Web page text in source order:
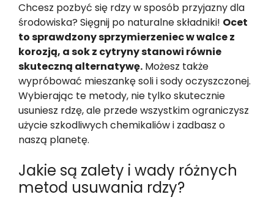
Chcesz pozbyć się rdzy w sposób przyjazny dla
środowiska? Sięgnij po naturalne składniki! Ocet
to sprawdzony sprzymierzeniec w walce z
korozją, a sok z cytryny stanowi równie
skuteczną alternatywę. Możesz także
wypróbować mieszankę soli i sody oczyszczonej.
Wybierając te metody, nie tylko skutecznie
usuniesz rdzę, ale przede wszystkim ograniczysz
użycie szkodliwych chemikaliów i zadbasz o
naszą planetę.
Jakie są zalety i wady różnych
metod usuwania rdzy?